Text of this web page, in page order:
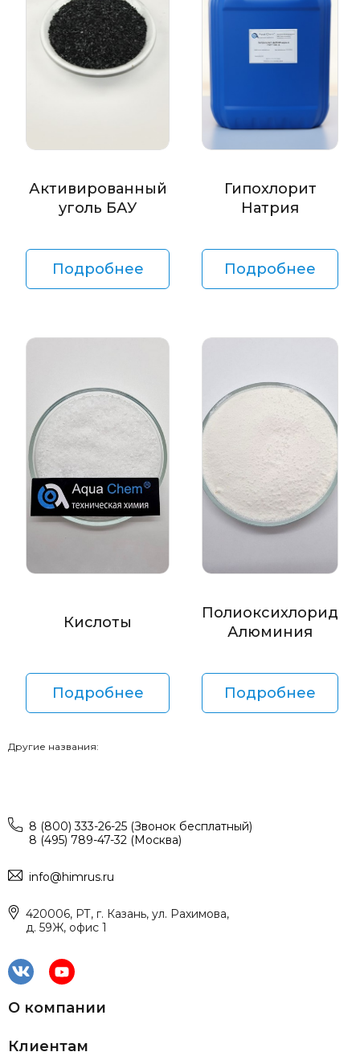
Активированный
уголь БАУ
Подробнее
Гипохлорит
Натрия
Подробнее
Кислоты
Подробнее
Полиоксихлорид
Алюминия
Подробнее
Другие названия:
8 (800) 333-26-25 (Звонок бесплатный)
8 (495) 789-47-32 (Москва)
info@himrus.ru
420006, РТ, г. Казань, ул. Рахимова,
д. 59Ж, офис 1
О компании
Клиентам